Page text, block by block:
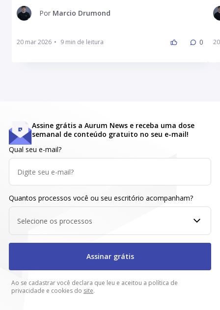
Por Marcio Drumond
20 mar 2026 • 0
Assine grátis a Aurum News e receba uma dose
semanal de conteúdo gratuito no seu e-mail!
Qual seu e-mail?
Quantos processos você ou seu escritório acompanham?
Selecione os processos
Assinar grátis
Ao se cadastrar você declara que leu e aceitou a política de
privacidade e cookies do site.